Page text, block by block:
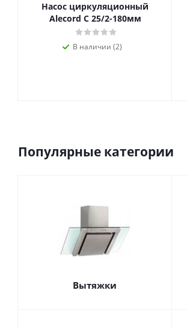
Насос циркуляционный
Alecord C 25/2-180мм
В наличии (2)
Популярные категории
Вытяжки